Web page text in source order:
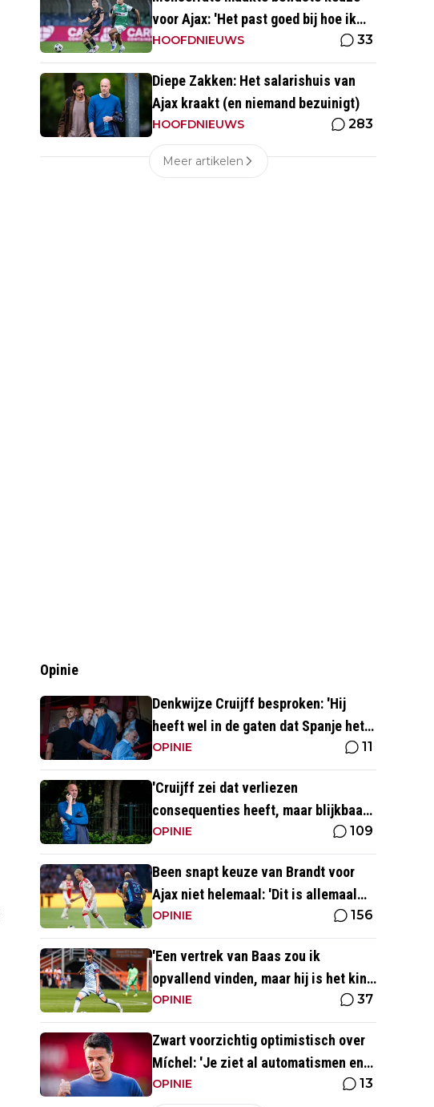
voor Ajax: 'Het past goed bij hoe ik
naar voetbal kijk’
HOOFDNIEUWS 33
Diepe Zakken: Het salarishuis van
Ajax kraakt (en niemand bezuinigt)
HOOFDNIEUWS 283
Meer artikelen
Opinie
Denkwijze Cruijff besproken: 'Hij
heeft wel in de gaten dat Spanje het
hoogste is in het voetbal'
OPINIE 11
'Cruijff zei dat verliezen
consequenties heeft, maar blijkbaar
niet voor de trainer van Ajax 1'
OPINIE 109
Been snapt keuze van Brandt voor
Ajax niet helemaal: 'Dit is allemaal
wat makkelijker'
OPINIE 156
'Een vertrek van Baas zou ik
opvallend vinden, maar hij is het kind
van de rekening van de komst van
Blind'
OPINIE 37
Zwart voorzichtig optimistisch over
Míchel: 'Je ziet al automatismen en
patronen terug, maar...'
OPINIE 13